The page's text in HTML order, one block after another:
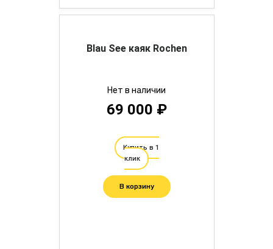
Blau See каяк Rochen
Нет в наличии
69 000 ₽
Купить в 1
клик
В корзину